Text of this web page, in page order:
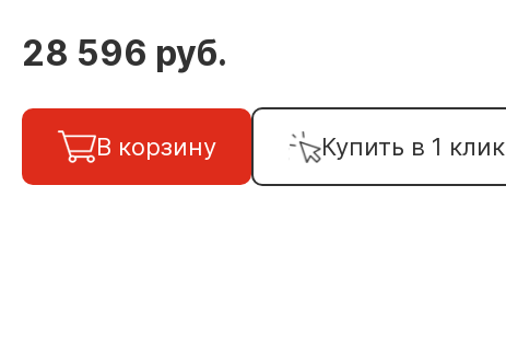
28 596 руб.
В корзину Купить в 1 клик